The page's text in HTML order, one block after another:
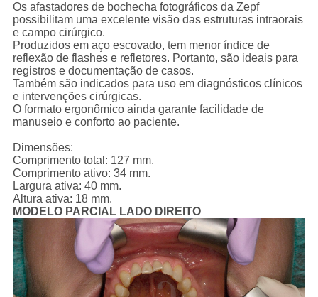
Os afastadores de bochecha fotográficos da Zepf
possibilitam uma excelente visão das estruturas intraorais
e campo cirúrgico.
Produzidos em aço escovado, tem menor índice de
reflexão de flashes e refletores. Portanto, são ideais para
registros e documentação de casos.
Também são indicados para uso em diagnósticos clínicos
e intervenções cirúrgicas.
O formato ergonômico ainda garante facilidade de
manuseio e conforto ao paciente.
Dimensões:
Comprimento total: 127 mm.
Comprimento ativo: 34 mm.
Largura ativa: 40 mm.
Altura ativa: 18 mm.
MODELO PARCIAL LADO DIREITO